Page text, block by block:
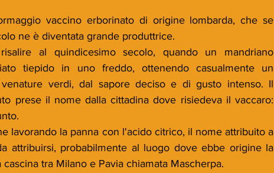
vaccino erborinato di origine lombarda, che se
ne è diventata grande produttrice.
al quindicesimo secolo, quando un mandriano
tiepido in uno freddo, ottenendo casualmente un
verdi, dal sapore deciso e di gusto intenso. Il
prese il nome dalla cittadina dove risiedeva il vaccaro:
lavorando la panna con l'acido citrico, il nome attribuito a
attribuirsi, probabilmente al luogo dove ebbe origine la
tra Milano e Pavia chiamata Mascherpa.